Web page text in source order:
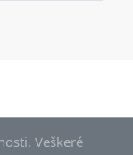
Veškeré